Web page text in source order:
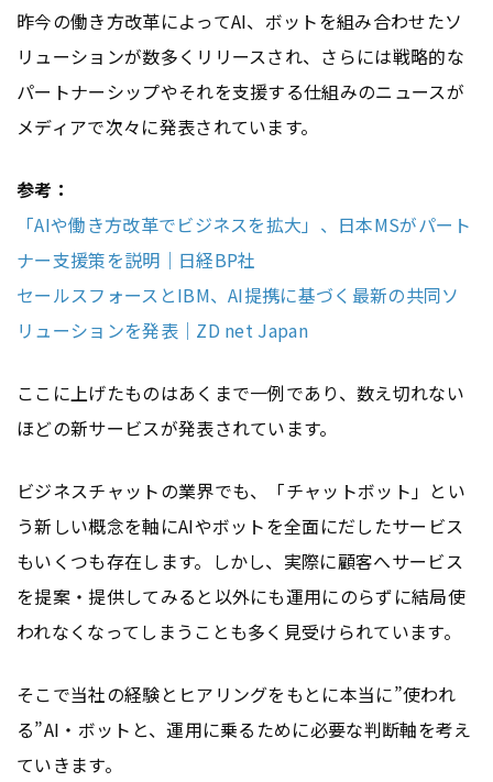
昨今の働き方改革によってAI、ボットを組み合わせたソ
リューションが数多くリリースされ、さらには戦略的な
パートナーシップやそれを支援する仕組みのニュースが
メディアで次々に発表されています。
参考：
「AIや働き方改革でビジネスを拡大」、日本MSがパート
ナー支援策を説明｜日経BP社
セールスフォースとIBM、AI提携に基づく最新の共同ソ
リューションを発表｜ZD net Japan
ここに上げたものはあくまで一例であり、数え切れない
ほどの新サービスが発表されています。
ビジネスチャットの業界でも、「チャットボット」とい
う新しい概念を軸にAIやボットを全面にだしたサービス
もいくつも存在します。しかし、実際に顧客へサービス
を提案・提供してみると以外にも運用にのらずに結局使
われなくなってしまうことも多く見受けられています。
そこで当社の経験とヒアリングをもとに本当に”使われ
る”AI・ボットと、運用に乗るために必要な判断軸を考え
ていきます。